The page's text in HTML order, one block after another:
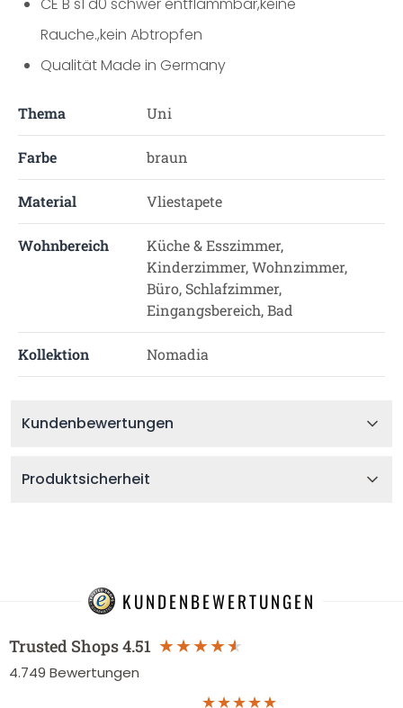
Rauche.,kein Abtropfen
Qualität Made in Germany
Thema Uni
Farbe braun
Material Vliestapete
Wohnbereich
Küche & Esszimmer,
Kinderzimmer, Wohnzimmer,
Büro, Schlafzimmer,
Eingangsbereich, Bad
Kollektion Nomadia
Kundenbewertungen
Produktsicherheit
KUNDENBEWERTUNGEN
Trusted Shops4.51
4.749 Bewertungen